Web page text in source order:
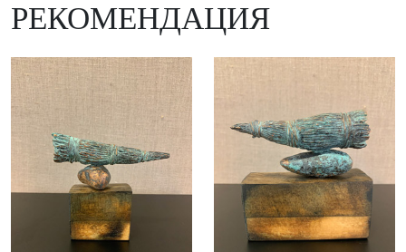
РЕКОМЕНДАЦИЯ